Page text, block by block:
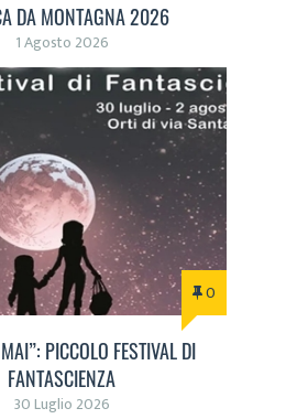
DA MONTAGNA 2026
1 Agosto 2026
0
PICCOLO FESTIVAL DI
FANTASCIENZA
30 Luglio 2026